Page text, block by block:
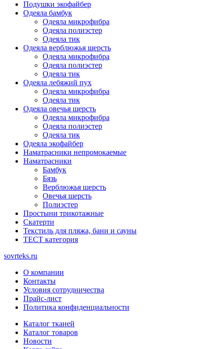
Подушки экофайбер
Одеяла бамбук
Одеяла микрофибра
Одеяла полиэстер
Одеяла тик
Одеяла верблюжья шерсть
Одеяла микрофибра
Одеяла полиэстер
Одеяла тик
Одеяла лебяжий пух
Одеяла микрофибра
Одеяла тик
Одеяла овечья шерсть
Одеяла микрофибра
Одеяла полиэстер
Одеяла тик
Одеяла экофайбер
Наматрасники непромокаемые
Наматрасники
Бамбук
Бязь
Верблюжья шерсть
Овечья шерсть
Полиэстер
Простыни трикотажные
Скатерти
Текстиль для пляжа, бани и сауны
ТЕСТ категория
sovrteks.ru
О компании
Контакты
Условия сотрудничества
Прайс-лист
Политика конфиденциальности
Каталог тканей
Каталог товаров
Новости